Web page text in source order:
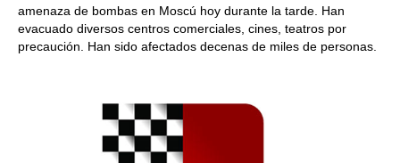
amenaza de bombas en Moscú hoy durante la tarde. Han
evacuado diversos centros comerciales, cines, teatros por
precaución. Han sido afectados decenas de miles de personas.